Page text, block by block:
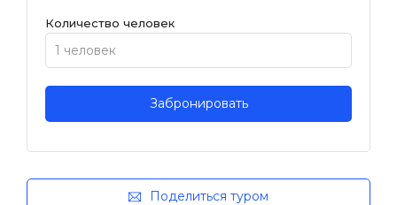
Количество человек
Поделиться туром